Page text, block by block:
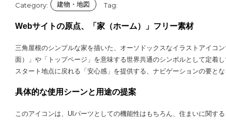
Category: 建物・地図 Tag:
Webサイトの原点、「家（ホーム）」フリー素材
三角屋根のシンプルな家を描いた、オーソドックスなイラストアイコ
面）」や「トップページ」を意味する世界共通のシンボルとして定着
スタート地点に戻れる「安心感」を提供する、ナビゲーションの要とな
具体的な使用シーンと用途の提案
このアイコンは、UIパーツとしての機能性はもちろん、住まいに関す